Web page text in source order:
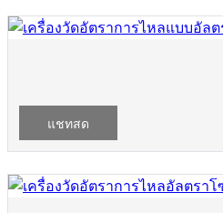
แชทสด